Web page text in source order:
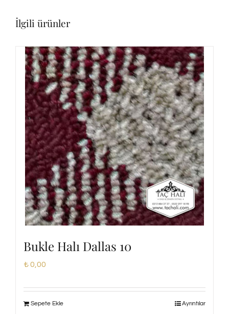
İlgili ürünler
Bukle Halı Dallas 10
₺0,00
Sepete Ekle Ayrıntılar